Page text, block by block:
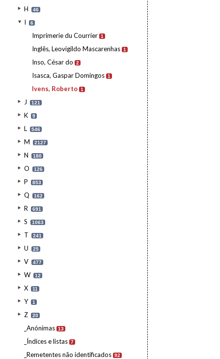
H 46
I 6
Imprimerie du Courrier 1
Inglês, Leovigildo Mascarenhas 1
Inso, César do 2
Isasca, Gaspar Domingos 1
Ivens, Roberto 1
J 121
K 9
L 546
M 2127
N 180
O 126
P 853
Q 162
R 691
S 1063
T 241
U 25
V 477
W 12
X 11
Y 1
Z 20
_Anónimas 13
_Índices e listas 7
_Remetentes não identificados 92